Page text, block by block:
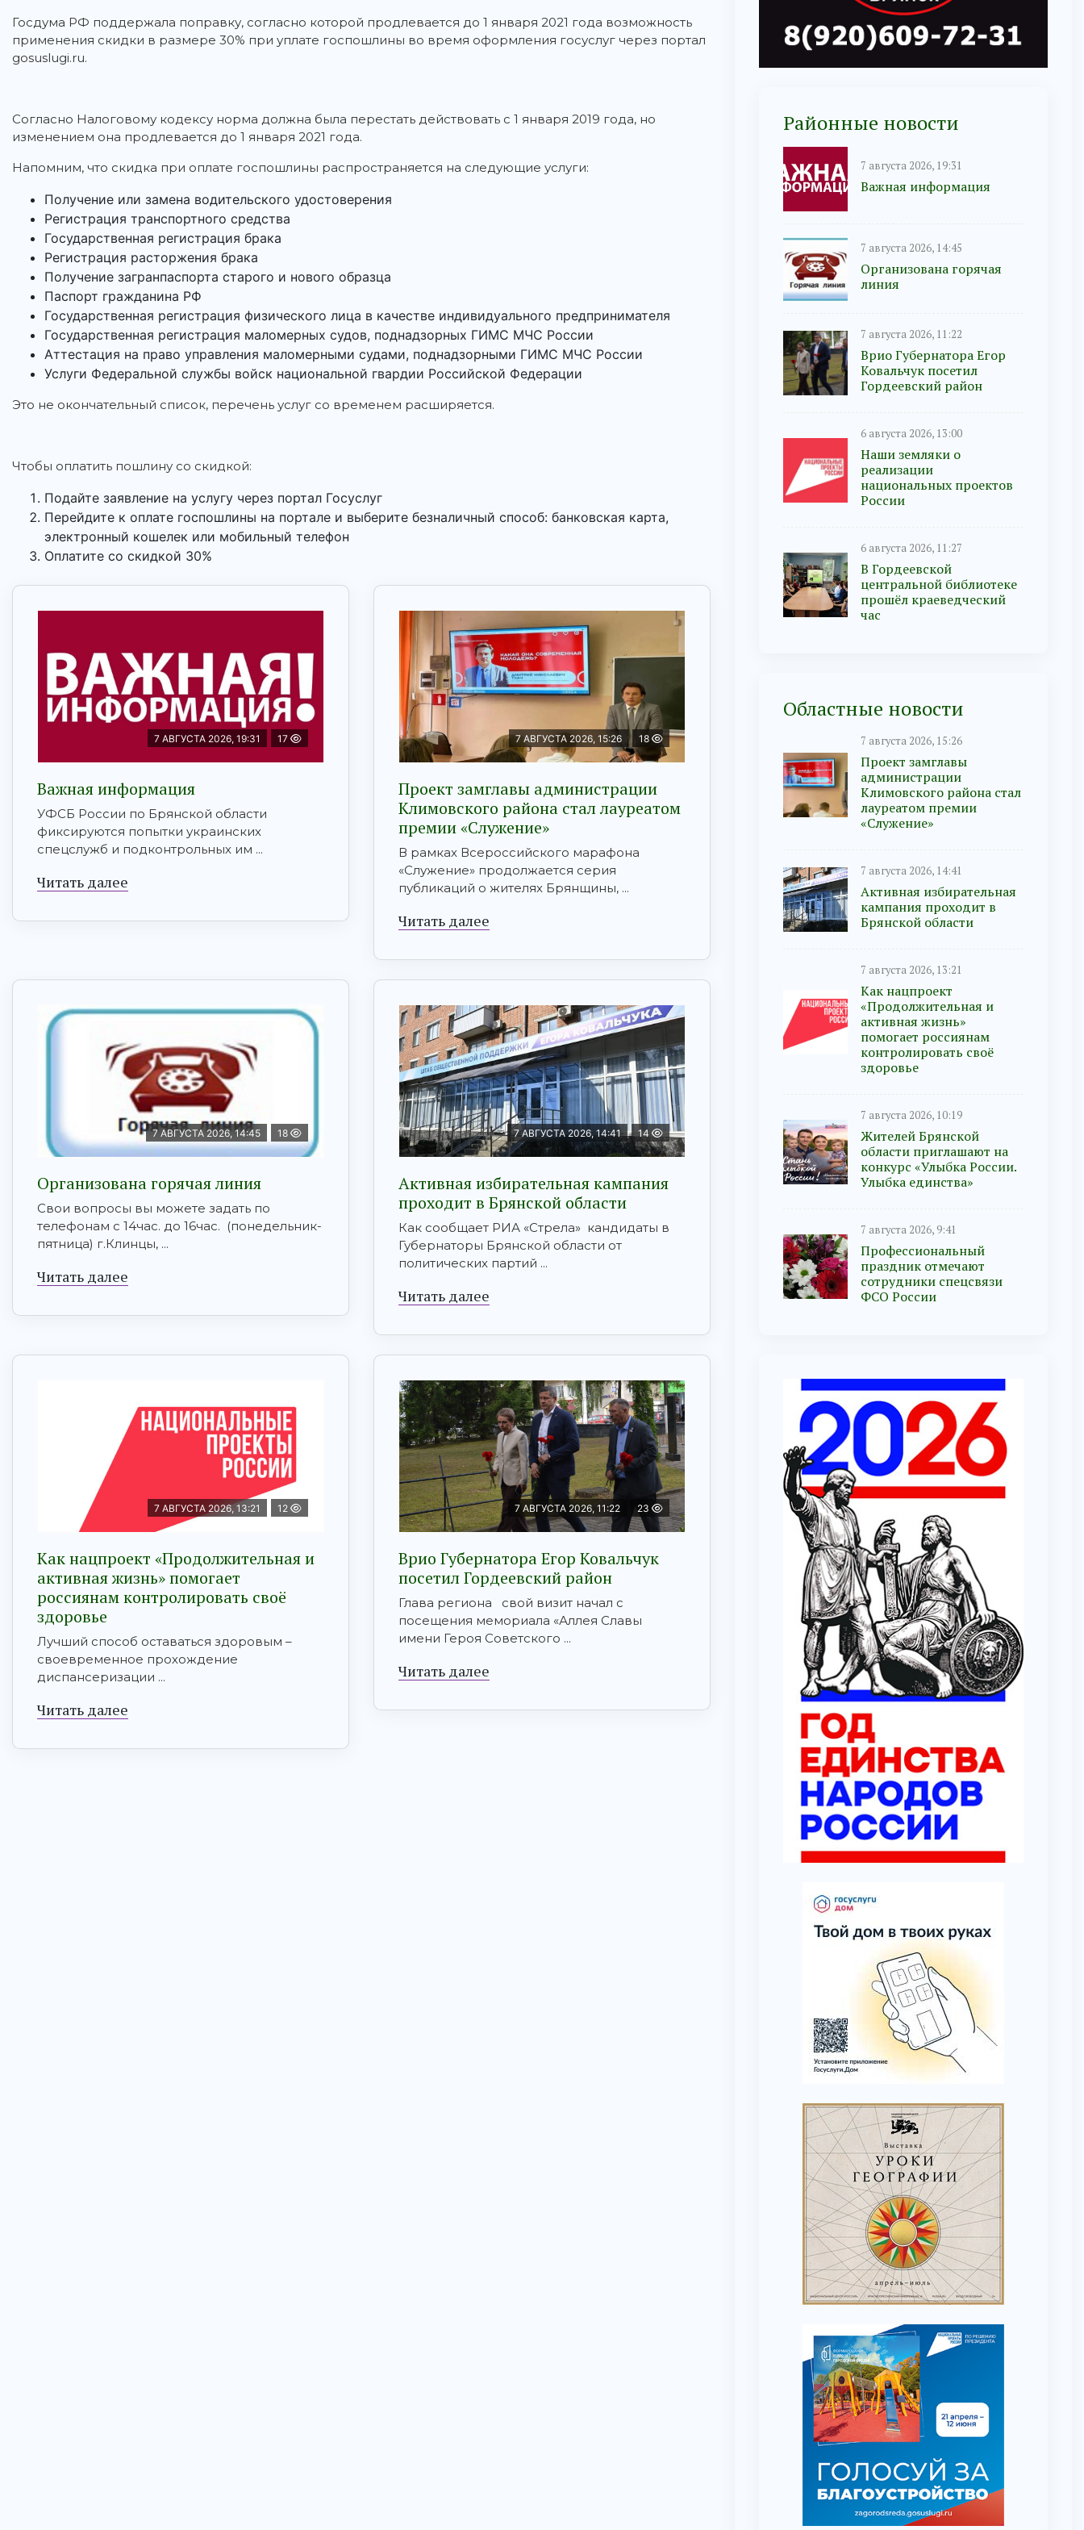
Госдума РФ поддержала поправку, согласно которой продлевается до 1 января 2021 года возможность
применения скидки в размере 30% при уплате госпошлины во время оформления госуслуг через портал
gosuslugi.ru.
Согласно Налоговому кодексу норма должна была перестать действовать с 1 января 2019 года, но
изменением она продлевается до 1 января 2021 года.
Напомним, что скидка при оплате госпошлины распространяется на следующие услуги:
Получение или замена водительского удостоверения
Регистрация транспортного средства
Государственная регистрация брака
Регистрация расторжения брака
Получение загранпаспорта старого и нового образца
Паспорт гражданина РФ
Государственная регистрация физического лица в качестве индивидуального предпринимателя
Государственная регистрация маломерных судов, поднадзорных ГИМС МЧС России
Аттестация на право управления маломерными судами, поднадзорными ГИМС МЧС России
Услуги Федеральной службы войск национальной гвардии Российской Федерации
Это не окончательный список, перечень услуг со временем расширяется.
Чтобы оплатить пошлину со скидкой:
Подайте заявление на услугу через портал Госуслуг
Перейдите к оплате госпошлины на портале и выберите безналичный способ: банковская карта,
электронный кошелек или мобильный телефон
Оплатите со скидкой 30%
7 АВГУСТА 2026, 19:31 17
Важная информация
УФСБ России по Брянской области
фиксируются попытки украинских
спецслужб и подконтрольных им ...
Читать далее
7 АВГУСТА 2026, 15:26 18
Проект замглавы администрации
Климовского района стал лауреатом
премии «Служение»
В рамках Всероссийского марафона
«Служение» продолжается серия
публикаций о жителях Брянщины, ...
Читать далее
7 АВГУСТА 2026, 14:45 18
Организована горячая линия
Свои вопросы вы можете задать по
телефонам с 14час. до 16час. (понедельник-
пятница) г.Клинцы, ...
Читать далее
7 АВГУСТА 2026, 14:41 14
Активная избирательная кампания
проходит в Брянской области
Как сообщает РИА «Стрела» кандидаты в
Губернаторы Брянской области от
политических партий ...
Читать далее
7 АВГУСТА 2026, 13:21 12
Как нацпроект «Продолжительная и
активная жизнь» помогает
россиянам контролировать своё
здоровье
Лучший способ оставаться здоровым –
своевременное прохождение
диспансеризации ...
Читать далее
7 АВГУСТА 2026, 11:22 23
Врио Губернатора Егор Ковальчук
посетил Гордеевский район
Глава региона свой визит начал с
посещения мемориала «Аллея Славы
имени Героя Советского ...
Читать далее
Районные новости
7 августа 2026, 19:31
Важная информация
7 августа 2026, 14:45
Организована горячая
линия
7 августа 2026, 11:22
Врио Губернатора Егор
Ковальчук посетил
Гордеевский район
6 августа 2026, 13:00
Наши земляки о
реализации
национальных проектов
России
6 августа 2026, 11:27
В Гордеевской
центральной библиотеке
прошёл краеведческий
час
Областные новости
7 августа 2026, 15:26
Проект замглавы
администрации
Климовского района стал
лауреатом премии
«Служение»
7 августа 2026, 14:41
Активная избирательная
кампания проходит в
Брянской области
7 августа 2026, 13:21
Как нацпроект
«Продолжительная и
активная жизнь»
помогает россиянам
контролировать своё
здоровье
7 августа 2026, 10:19
Жителей Брянской
области приглашают на
конкурс «Улыбка России.
Улыбка единства»
7 августа 2026, 9:41
Профессиональный
праздник отмечают
сотрудники спецсвязи
ФСО России